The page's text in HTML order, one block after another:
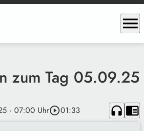
menu
zum Tag 05.09.25
· 07:00 Uhrplay_circle_outline01:33 headphones chrome_reader_mode